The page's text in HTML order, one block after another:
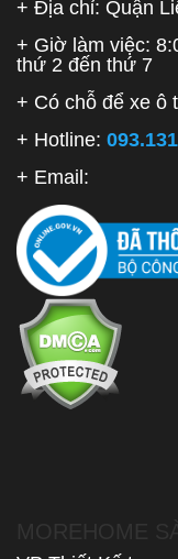
+ Địa chỉ: Quận
+ Giờ làm việc:
thứ 2 đến thứ 7
+ Có chỗ để xe ô
+ Hotline:
+ Email: